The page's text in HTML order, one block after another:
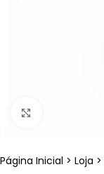
Página Inicial > Loja >